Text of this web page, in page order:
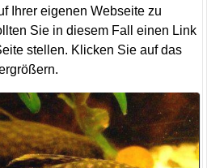
Ihrer eigenen Webseite zu
Sie in diesem Fall einen Link
stellen. Klicken Sie auf das